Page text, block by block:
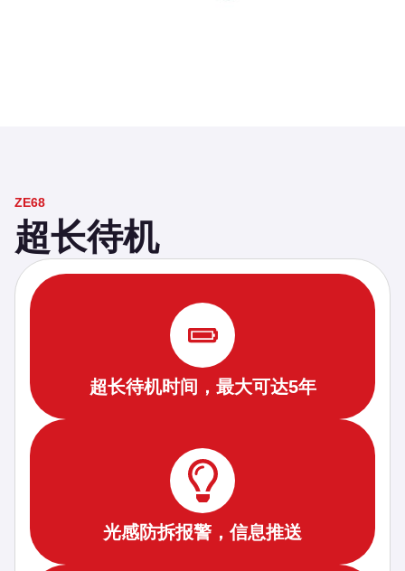
ZE68
超长待机
超长待机时间，最大可达5年
光感防拆报警，信息推送